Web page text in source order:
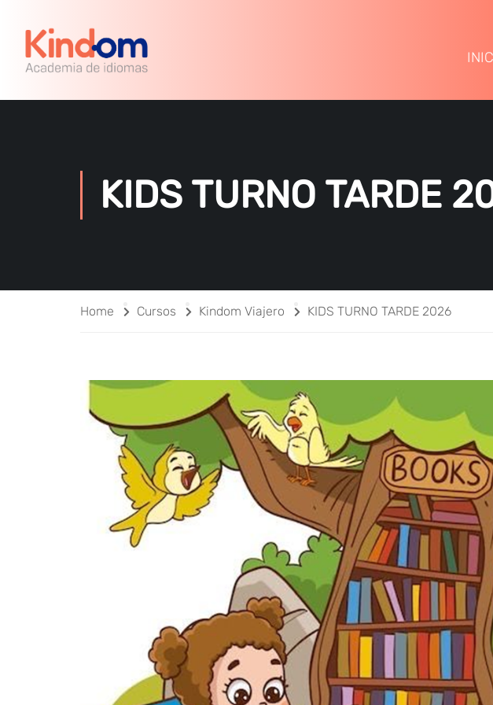
KIDS TURNO TARDE
Home Cursos Kindom Viajero KIDS TURNO TARDE 2026